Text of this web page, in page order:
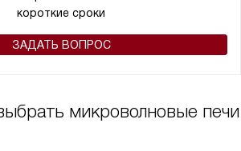
короткие сроки
ЗАДАТЬ ВОПРОС
микроволновые печи